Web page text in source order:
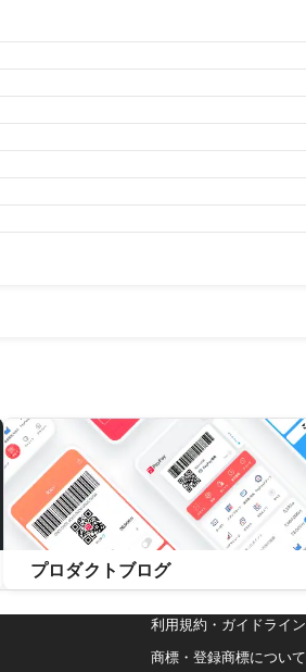
年4月 2024年3月 2024年2月
年4月 2023年3月 2023年2月
年4月 2022年3月 2022年2月
年4月 2021年3月 2021年2月
年4月 2020年3月 2020年2月
年4月 2019年3月 2019年2月
プロダクトブログ
利用規約・ガイドライン
商標・登録商標について